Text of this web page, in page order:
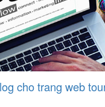
cho trang web